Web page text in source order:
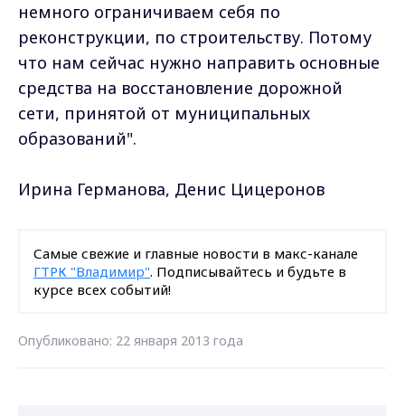
немного ограничиваем себя по
реконструкции, по строительству. Потому
что нам сейчас нужно направить основные
средства на восстановление дорожной
сети, принятой от муниципальных
образований".
Ирина Германова, Денис Цицеронов
Самые свежие и главные новости в макс-канале
ГТРК "Владимир". Подписывайтесь и будьте в
курсе всех событий!
Опубликовано: 22 января 2013 года